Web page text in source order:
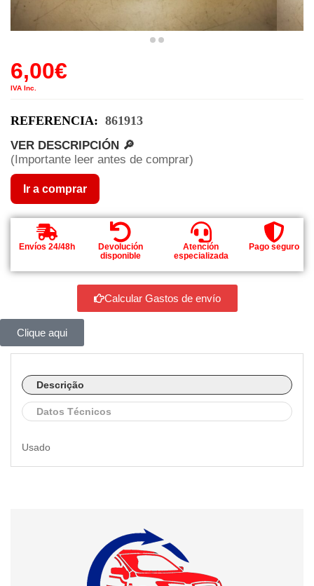
6,00€
IVA Inc.
REFERENCIA: 861913
VER DESCRIPCIÓN 🔎
(Importante leer antes de comprar)
Ir a comprar
Envíos 24/48h
Devolución
disponible
Atención
especializada
Pago seguro
Calcular Gastos de envío
Clique aqui
Descrição
Datos Técnicos
Usado